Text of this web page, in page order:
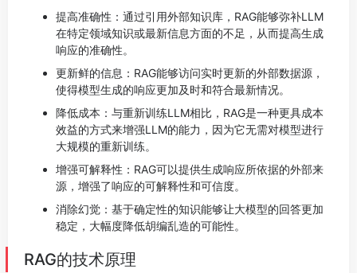
提高准确性：通过引用外部知识库，RAG能够弥补LLM
在特定领域知识或最新信息方面的不足，从而提高生成
响应的准确性。
更新鲜的信息：RAG能够访问实时更新的外部数据源，
使得模型生成的响应更加及时和符合最新情况。
降低成本：与重新训练LLM相比，RAG是一种更具成本
效益的方式来增强LLM的能力，因为它无需对模型进行
大规模的重新训练。
增强可解释性：RAG可以提供生成响应所依据的外部来
源，增强了响应的可解释性和可信度。
消除幻觉：基于确定性的知识能够让大模型的回答更加
稳定，大幅度降低胡编乱造的可能性。
RAG的技术原理